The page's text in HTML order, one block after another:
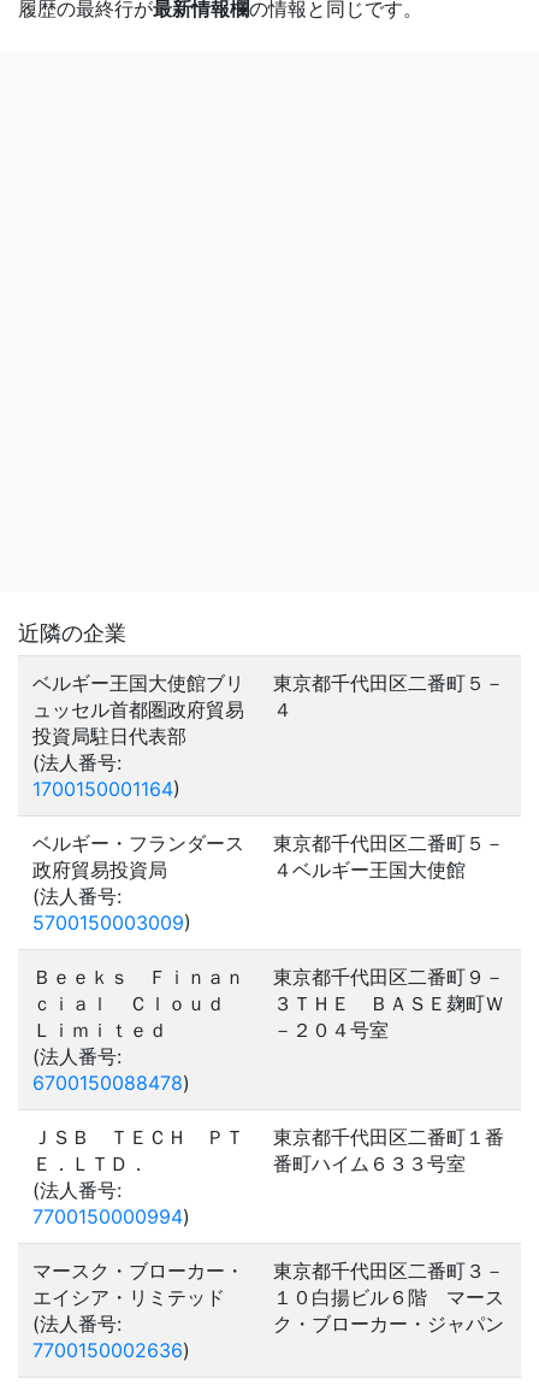
履歴の最終行が最新情報欄の情報と同じです。
近隣の企業
ベルギー王国大使館ブリ
ュッセル首都圏政府貿易
投資局駐日代表部
(法人番号:
1700150001164)
東京都千代田区二番町５－
４
ベルギー・フランダース
政府貿易投資局
(法人番号:
5700150003009)
東京都千代田区二番町５－
４ベルギー王国大使館
Ｂｅｅｋｓ Ｆｉｎａｎ
ｃｉａｌ Ｃｌｏｕｄ
Ｌｉｍｉｔｅｄ
(法人番号:
6700150088478)
東京都千代田区二番町９－
３ＴＨＥ ＢＡＳＥ麹町Ｗ
－２０４号室
ＪＳＢ ＴＥＣＨ ＰＴ
Ｅ．ＬＴＤ．
(法人番号:
7700150000994)
東京都千代田区二番町１番
番町ハイム６３３号室
マースク・ブローカー・
エイシア・リミテッド
(法人番号:
7700150002636)
東京都千代田区二番町３－
１０白揚ビル６階 マース
ク・ブローカー・ジャパン